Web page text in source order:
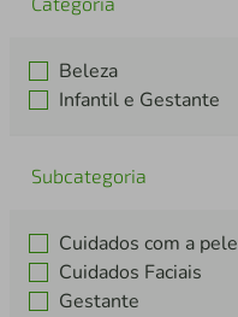
Beleza
Infantil e Gestante
Subcategoria
Cuidados com a pele
Cuidados Faciais
Gestante